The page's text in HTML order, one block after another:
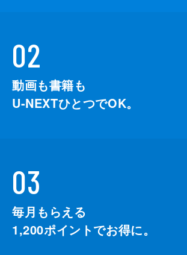
02
動画も書籍も
U-NEXTひとつでOK。
03
毎月もらえる
1,200ポイントでお得に。